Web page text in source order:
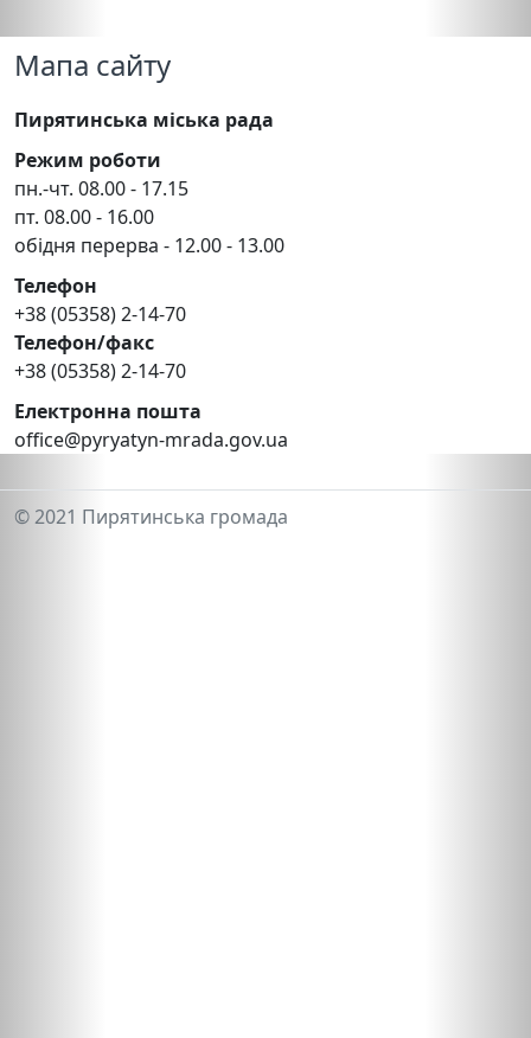
Мапа сайту
Пирятинська міська рада
Режим роботи
пн.-чт. 08.00 - 17.15
пт. 08.00 - 16.00
обідня перерва - 12.00 - 13.00
Телефон
+38 (05358) 2-14-70
Телефон/факс
+38 (05358) 2-14-70
Електронна пошта
office@pyryatyn-mrada.gov.ua
© 2021 Пирятинська громада